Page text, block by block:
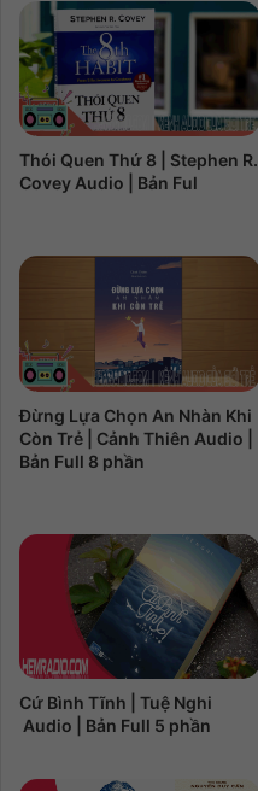
Thói Quen Thứ 8 | Stephen R.
Covey Audio | Bản Ful
Đừng Lựa Chọn An Nhàn Khi
Còn Trẻ | Cảnh Thiên Audio |
Bản Full 8 phần
Cứ Bình Tĩnh | Tuệ Nghi
Audio | Bản Full 5 phần